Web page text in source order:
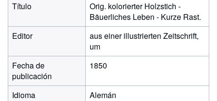
Título
Orig. kolorierter Holzstich -
Bäuerliches Leben - Kurze Rast.
Editor
aus einer illustrierten Zeitschrift,
um
Fecha de
publicación
1850
Idioma
Alemán